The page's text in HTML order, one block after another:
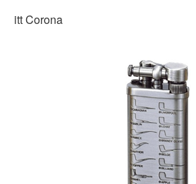
itt Corona
Bildergalerie überspringen